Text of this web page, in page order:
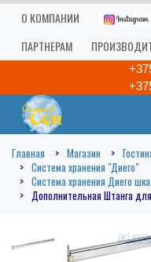
О КОМПАНИИ
ПАРТНЕРАМ
Главная Магазин
Система хранения "Диего"
Система хранения Диего
Дополнительная Штанга